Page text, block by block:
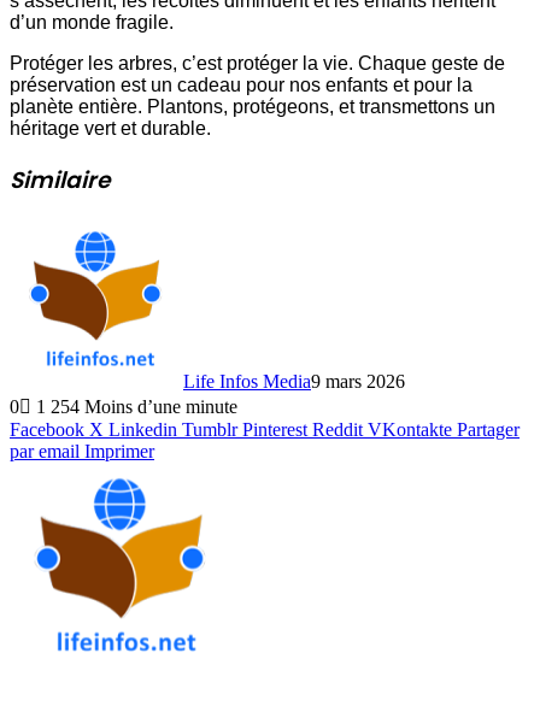
d’un monde fragile.
Protéger les arbres, c’est protéger la vie. Chaque geste de
préservation est un cadeau pour nos enfants et pour la
planète entière. Plantons, protégeons, et transmettons un
héritage vert et durable.
Similaire
Life Infos Media9 mars 2026
0
1 254 Moins d’une minute
Facebook X Linkedin Tumblr Pinterest Reddit VKontakte Partager
par email Imprimer